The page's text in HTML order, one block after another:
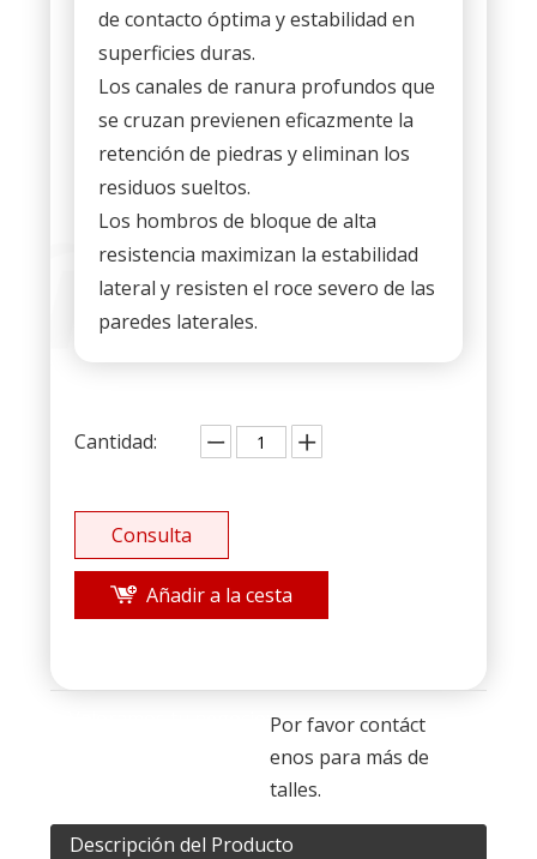
de contacto óptima y estabilidad en
superficies duras.
Los canales de ranura profundos que
se cruzan previenen eficazmente la
retención de piedras y eliminan los
residuos sueltos.
Los hombros de bloque de alta
resistencia maximizan la estabilidad
lateral y resisten el roce severo de las
paredes laterales.
Cantidad:
Consulta
Añadir a la cesta
Por favor contáct
enos para más de
talles.
Descripción del Producto